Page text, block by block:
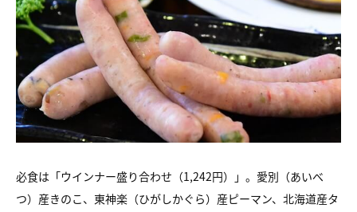
必食は「ウインナー盛り合わせ（1,242円）」。愛別（あいべ
つ）産きのこ、東神楽（ひがしかぐら）産ピーマン、北海道産タ